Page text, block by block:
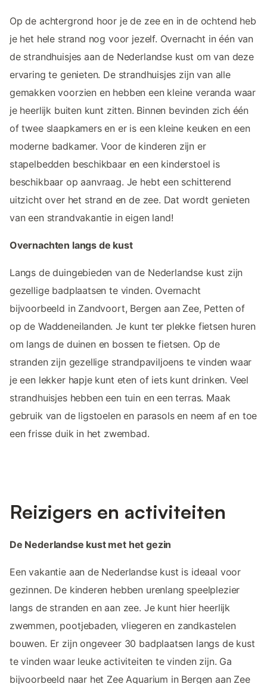
Op de achtergrond hoor je de zee en in de ochtend heb
je het hele strand nog voor jezelf. Overnacht in één van
de strandhuisjes aan de Nederlandse kust om van deze
ervaring te genieten. De strandhuisjes zijn van alle
gemakken voorzien en hebben een kleine veranda waar
je heerlijk buiten kunt zitten. Binnen bevinden zich één
of twee slaapkamers en er is een kleine keuken en een
moderne badkamer. Voor de kinderen zijn er
stapelbedden beschikbaar en een kinderstoel is
beschikbaar op aanvraag. Je hebt een schitterend
uitzicht over het strand en de zee. Dat wordt genieten
van een strandvakantie in eigen land!
Overnachten langs de kust
Langs de duingebieden van de Nederlandse kust zijn
gezellige badplaatsen te vinden. Overnacht
bijvoorbeeld in Zandvoort, Bergen aan Zee, Petten of
op de Waddeneilanden. Je kunt ter plekke fietsen huren
om langs de duinen en bossen te fietsen. Op de
stranden zijn gezellige strandpaviljoens te vinden waar
je een lekker hapje kunt eten of iets kunt drinken. Veel
strandhuisjes hebben een tuin en een terras. Maak
gebruik van de ligstoelen en parasols en neem af en toe
een frisse duik in het zwembad.
Reizigers en activiteiten
De Nederlandse kust met het gezin
Een vakantie aan de Nederlandse kust is ideaal voor
gezinnen. De kinderen hebben urenlang speelplezier
langs de stranden en aan zee. Je kunt hier heerlijk
zwemmen, pootjebaden, vliegeren en zandkastelen
bouwen. Er zijn ongeveer 30 badplaatsen langs de kust
te vinden waar leuke activiteiten te vinden zijn. Ga
bijvoorbeeld naar het Zee Aquarium in Bergen aan Zee